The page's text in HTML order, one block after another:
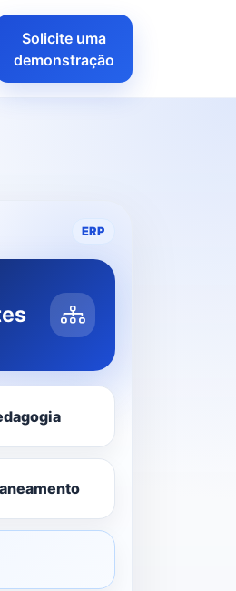
Solicite uma
demonstração
ERP